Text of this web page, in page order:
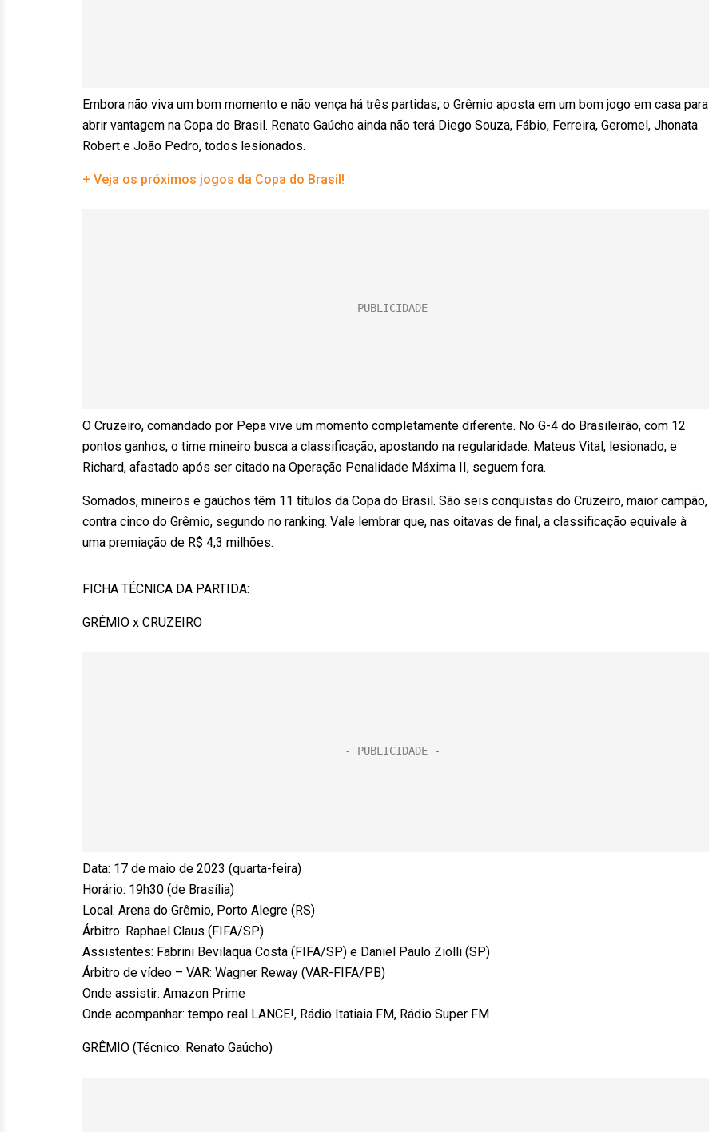
Embora não viva um bom momento e não vença há três partidas, o Grêmio aposta em um bom jogo em casa para
abrir vantagem na Copa do Brasil. Renato Gaúcho ainda não terá Diego Souza, Fábio, Ferreira, Geromel, Jhonata
Robert e João Pedro, todos lesionados.
+ Veja os próximos jogos da Copa do Brasil!
O Cruzeiro, comandado por Pepa vive um momento completamente diferente. No G-4 do Brasileirão, com 12
pontos ganhos, o time mineiro busca a classificação, apostando na regularidade. Mateus Vital, lesionado, e
Richard, afastado após ser citado na Operação Penalidade Máxima II, seguem fora.
Somados, mineiros e gaúchos têm 11 títulos da Copa do Brasil. São seis conquistas do Cruzeiro, maior campão,
contra cinco do Grêmio, segundo no ranking. Vale lembrar que, nas oitavas de final, a classificação equivale à
uma premiação de R$ 4,3 milhões.
FICHA TÉCNICA DA PARTIDA:
GRÊMIO x CRUZEIRO
Data: 17 de maio de 2023 (quarta-feira)
Horário: 19h30 (de Brasília)
Local: Arena do Grêmio, Porto Alegre (RS)
Árbitro: Raphael Claus (FIFA/SP)
Assistentes: Fabrini Bevilaqua Costa (FIFA/SP) e Daniel Paulo Ziolli (SP)
Árbitro de vídeo – VAR: Wagner Reway (VAR-FIFA/PB)
Onde assistir: Amazon Prime
Onde acompanhar: tempo real LANCE!, Rádio Itatiaia FM, Rádio Super FM
GRÊMIO (Técnico: Renato Gaúcho)